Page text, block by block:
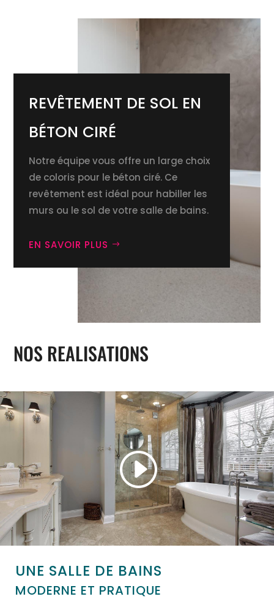
REVÊTEMENT DE SOL EN
BÉTON CIRÉ
Notre équipe vous offre un large choix
de coloris pour le béton ciré. Ce
revêtement est idéal pour habiller les
murs ou le sol de votre salle de bains.
EN SAVOIR PLUS
NOS REALISATIONS
UNE SALLE DE BAINS
MODERNE ET PRATIQUE